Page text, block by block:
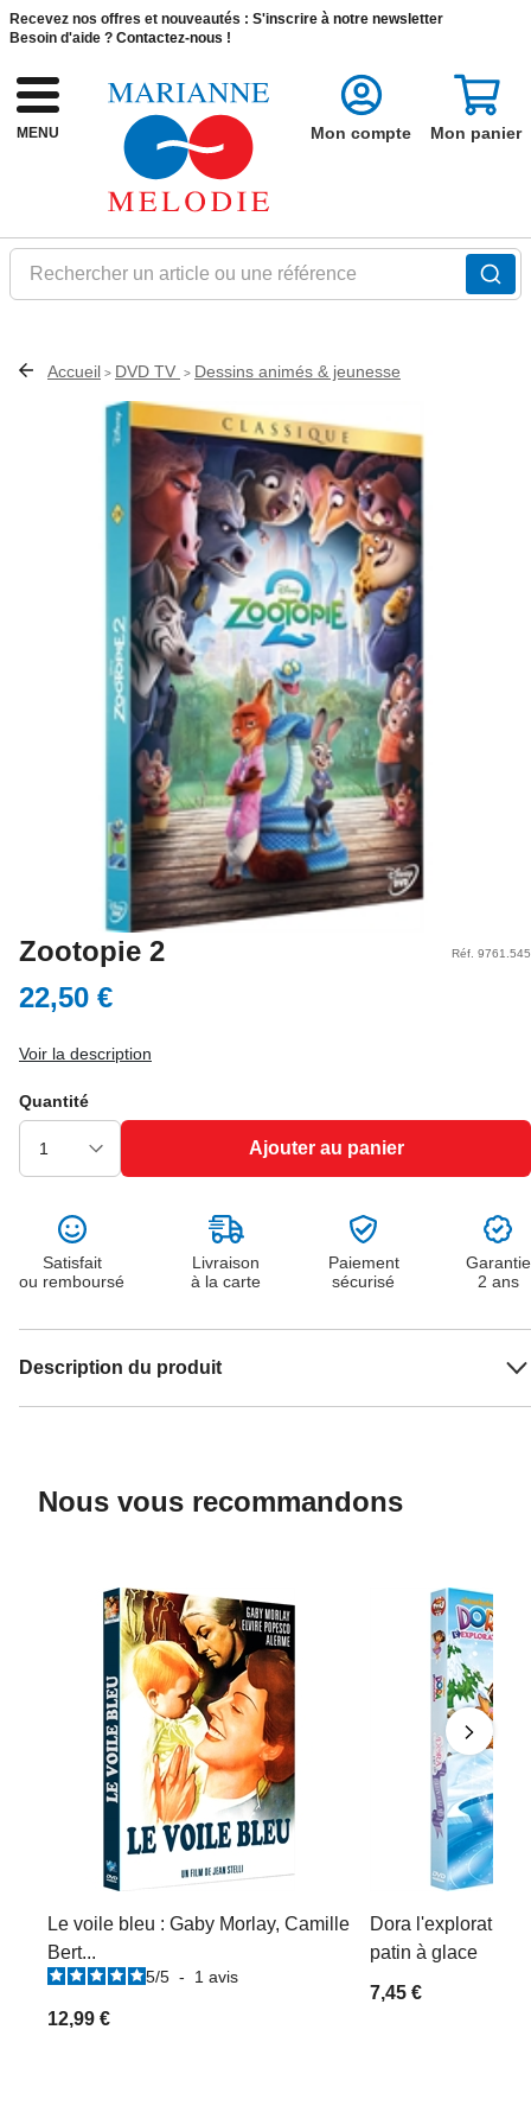
Recevez nos offres et nouveautés : S'inscrire à notre newsletter
Besoin d'aide ? Contactez-nous !
MENU
Rechercher un article ou une référence
Mon compte Mon panier
Accueil > DVD TV > Dessins animés & jeunesse
Zootopie 2 Réf. 9761.545
22,50 €
Voir la description
Quantité
Ajouter au panier
Satisfait
ou remboursé
Livraison
à la carte
Paiement
sécurisé
Garantie
2 ans
Description du produit
Nous vous recommandons
Le voile bleu : Gaby Morlay, Camille
Bert...
5/5 - 1 avis
12,99 €
Dora l'exploratrice
patin à glace
7,45 €